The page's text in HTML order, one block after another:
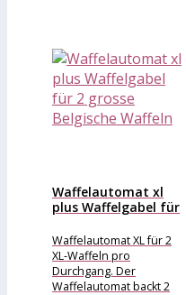
Waffelautomat xl
plus Waffelgabel für
Waffelautomat XL für 2
XL-Waffeln pro
Durchgang. Der
Waffelautomat backt 2